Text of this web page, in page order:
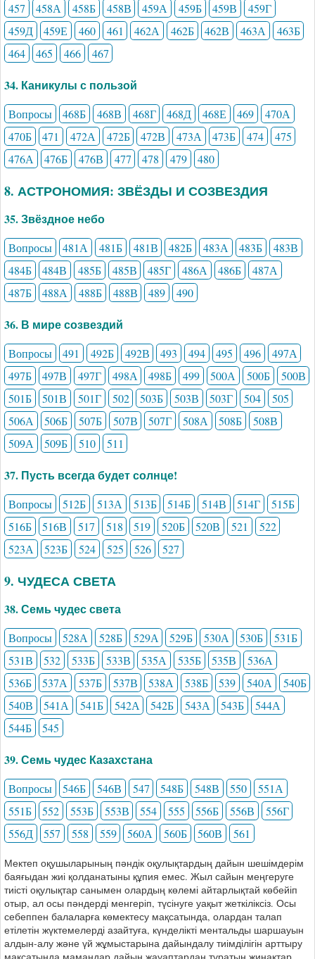
457
458А 458Б 458В 459А 459Б 459В
459Г
459Д
459Е 460 461 462А 462Б 462В 463А
463Б
464
465 466 467
34. Каникулы с пользой
Вопросы 468Б 468В 468Г 468Д 468Е 469
470А
470Б
471 472А 472Б 472В 473А 473Б 474
475
476А
476Б 476В 477 478 479 480
8. АСТРОНОМИЯ: ЗВЁЗДЫ И СОЗВЕЗДИЯ
35. Звёздное небо
Вопросы 481А 481Б 481В 482Б 483А 483Б
483В
484Б
484В 485Б 485В 485Г 486А 486Б
487А
487Б
488А 488Б 488В 489 490
36. В мире созвездий
Вопросы 491 492Б 492В 493 494 495 496
497А
497Б
497В 497Г 498А 498Б 499 500А 500Б
500В
501Б
501В 501Г 502 503Б 503В 503Г 504
505
506А
506Б 507Б 507В 507Г 508А 508Б
508В
509А
509Б 510 511
37. Пусть всегда будет солнце!
Вопросы 512Б 513А 513Б 514Б 514В 514Г
515Б
516Б
516В 517 518 519 520Б 520В 521
522
523А
523Б 524 525 526 527
9. ЧУДЕСА СВЕТА
38. Семь чудес света
Вопросы 528А 528Б 529А 529Б 530А 530Б
531Б
531В
532 533Б 533В 535А 535Б 535В
536А
536Б
537А 537Б 537В 538А 538Б 539 540А
540Б
540В
541А 541Б 542А 542Б 543А 543Б
544А
544Б
545
39. Семь чудес Казахстана
Вопросы 546Б 546В 547 548Б 548В 550
551А
551Б
552 553Б 553В 554 555 556Б 556В
556Г
556Д
557 558 559 560А 560Б 560В 561
Мектеп оқушыларының пәндік оқулықтардың дайын шешімдерім
баяғыдан жиі қолданатыны құпия емес. Жыл сайын меңгеруге
тиісті оқулықтар санымен олардың көлемі айтарлықтай көбейіп
отыр, ал осы пәндерді менгеріп, түсінуге уақыт жеткіліксіз. Осы
себеппен балаларға көмектесу мақсатында, олардан талап
етілетін жүктемелерді азайтуға, күнделікті ментальды шаршауын
алдын-алу және үй жұмыстарына дайындалу тиімділігін арттыру